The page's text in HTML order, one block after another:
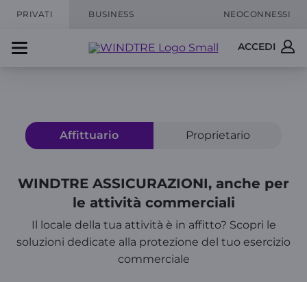
PRIVATI BUSINESS NEOCONNESSI
ACCEDI
Affittuario Proprietario
WINDTRE ASSICURAZIONI, anche per
le attività commerciali
Il locale della tua attività è in affitto? Scopri le
soluzioni dedicate alla protezione del tuo esercizio
commerciale